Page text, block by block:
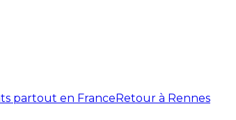
partout en FranceRetour à Rennes